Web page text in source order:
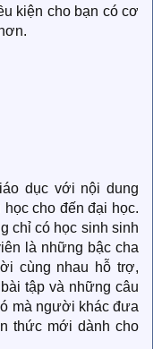
kiện cho bạn có cơ
dục với nội dung
cho đến đại học.
chỉ có học sinh sinh
là những bậc cha
cùng nhau hỗ trợ,
tập và những câu
mà người khác đưa
thức mới dành cho